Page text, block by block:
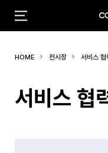
#마곡 #Coex
HOME 전시장 서비스 협
서비스 협